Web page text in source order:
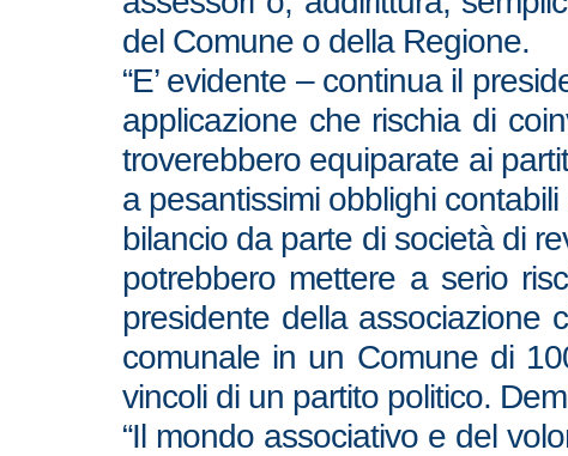
del Comune o della Regione.
“E’ evidente – continua il
applicazione che rischia di
troverebbero equiparate ai
a pesantissimi obblighi
bilancio da parte di società di
potrebbero mettere a serio
presidente della associazione
comunale in un Comune di
vincoli di un partito politico.
“Il mondo associativo e del